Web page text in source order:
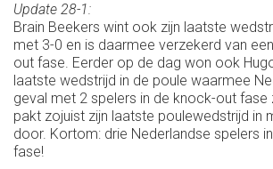
Update 28-1:
Brain Beekers wint ook zijn laatste
met 3-0 en is daarmee verzekerd van
out fase. Eerder op de dag won ook
laatste wedstrijd in de poule waarmee
geval met 2 spelers in de knock-out fase
pakt zojuist zijn laatste poulewedstrijd in
door. Kortom: drie Nederlandse spelers
fase!